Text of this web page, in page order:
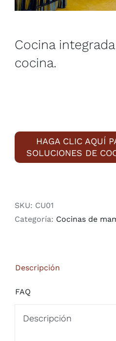
Cocina
cocina.
HAGA CLIC AQUÍ
SOLUCIONES DE
SKU: CU01
Categoría: Cocinas de
Descripción
FAQ
Descripción